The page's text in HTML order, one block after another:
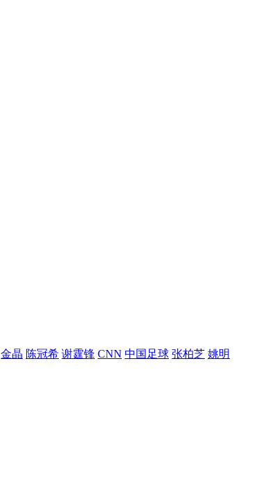
金晶 陈冠希 谢霆锋 CNN 中国足球 张柏芝 姚明